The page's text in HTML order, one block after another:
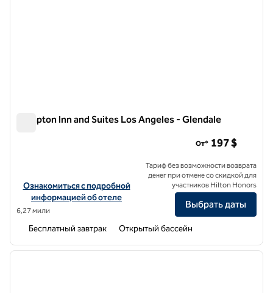
Hampton Inn and Suites Los Angeles - Glendale
Посмотреть информацию об отеле Hampton Inn and Suites Los
Ознакомиться с подробной
информацией об отеле
6,27 мили
От* 197 $
Тариф без возможности возврата
денег при отмене со скидкой для
участников Hilton Honors
Выбрать даты
Бесплатный завтрак Открытый бассейн
1 из 12